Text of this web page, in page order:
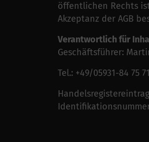
öffentlichen Rechts
Akzeptanz der AGB
Verantwortlich für
Geschäftsführer:
Tel.: +49/05931-84 75
Identifikationsnummer: